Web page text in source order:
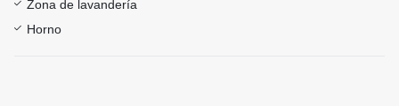
Zona de lavandería
Horno